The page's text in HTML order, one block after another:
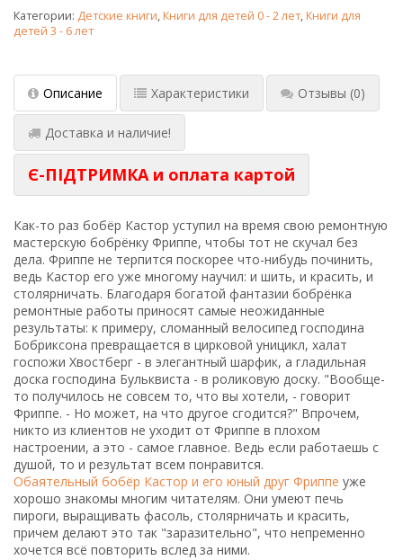
Категории: Детские книги,Книги для детей 0 - 2 лет,Книги для
детей 3 - 6 лет
Описание Характеристики Отзывы (0)
Доставка и наличие!
Є-ПІДТРИМКА и оплата картой
Как-то раз бобёр Кастор уступил на время свою ремонтную
мастерскую бобрёнку Фриппе, чтобы тот не скучал без
дела. Фриппе не терпится поскорее что-нибудь починить,
ведь Кастор его уже многому научил: и шить, и красить, и
столярничать. Благодаря богатой фантазии бобрёнка
ремонтные работы приносят самые неожиданные
результаты: к примеру, сломанный велосипед господина
Бобриксона превращается в цирковой уницикл, халат
госпожи Хвостберг - в элегантный шарфик, а гладильная
доска господина Бульквиста - в роликовую доску. "Вообще-
то получилось не совсем то, что вы хотели, - говорит
Фриппе. - Но может, на что другое сгодится?" Впрочем,
никто из клиентов не уходит от Фриппе в плохом
настроении, а это - самое главное. Ведь если работаешь с
душой, то и результат всем понравится.
Обаятельный бобёр Кастор и его юный друг Фриппе уже
хорошо знакомы многим читателям. Они умеют печь
пироги, выращивать фасоль, столярничать и красить,
причем делают это так "заразительно", что непременно
хочется всё повторить вслед за ними.